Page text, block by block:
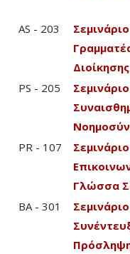
AS - 203
Διοίκησης
PS - 205
Σεμινάριο
PR - 107
Γλώσσα
BA - 301